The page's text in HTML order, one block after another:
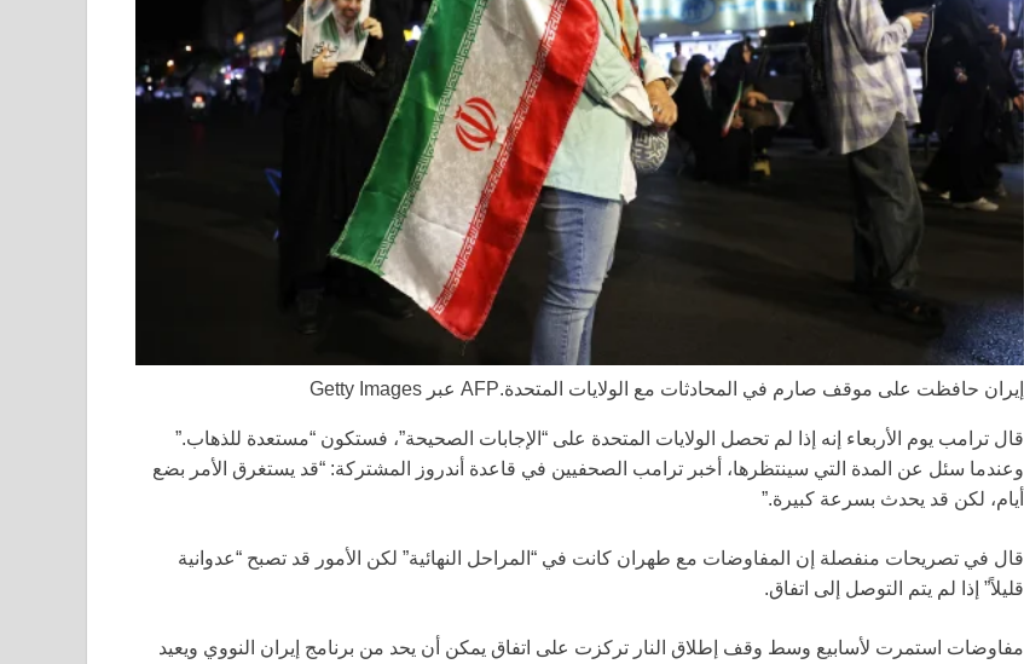
إيران حافظت على موقف صارم في المحادثات مع الولايات المتحدة.AFP عبر Getty Images
قال ترامب يوم الأربعاء إنه إذا لم تحصل الولايات المتحدة على “الإجابات الصحيحة”، فستكون “مستعدة للذهاب.”
وعندما سئل عن المدة التي سينتظرها، أخبر ترامب الصحفيين في قاعدة أندروز المشتركة: “قد يستغرق الأمر بضع
أيام، لكن قد يحدث بسرعة كبيرة.”
قال في تصريحات منفصلة إن المفاوضات مع طهران كانت في “المراحل النهائية” لكن الأمور قد تصبح “عدوانية
قليلاً” إذا لم يتم التوصل إلى اتفاق.
مفاوضات استمرت لأسابيع وسط وقف إطلاق النار تركزت على اتفاق يمكن أن يحد من برنامج إيران النووي ويعيد